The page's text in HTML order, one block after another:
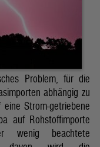
Problem, für die
abhängig zu
Strom-getriebene
auf Rohstoffimporte
wenig beachtete